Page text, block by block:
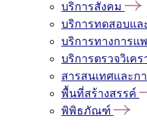
บริการสังคม
บริการทดสอบแล
บริการทางการแ
บริการตรวจวิเค
สารสนเทศและก
พื้นที่สร้างสรรค์
พิพิธภัณฑ์